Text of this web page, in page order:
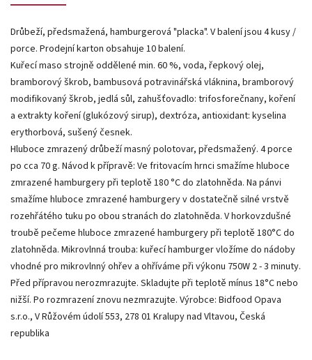
Drůbeží, předsmažená, hamburgerová "placka". V balení jsou 4 kusy /
porce. Prodejní karton obsahuje 10 balení.
Kuřecí maso strojně oddělené min. 60 %, voda, řepkový olej,
bramborový škrob, bambusová potravinářská vláknina, bramborový
modifikovaný škrob, jedlá sůl, zahušťovadlo: trifosforečnany, koření
a extrakty koření (glukózový sirup), dextróza, antioxidant: kyselina
erythorbová, sušený česnek.
Hluboce zmrazený drůbeží masný polotovar, předsmažený. 4 porce
po cca 70 g. Návod k přípravě: Ve fritovacím hrnci smažíme hluboce
zmrazené hamburgery při teplotě 180 °C do zlatohněda. Na pánvi
smažíme hluboce zmrazené hamburgery v dostatečně silné vrstvě
rozehřátého tuku po obou stranách do zlatohněda. V horkovzdušné
troubě pečeme hluboce zmrazené hamburgery při teplotě 180°C do
zlatohněda. Mikrovlnná trouba: kuřecí hamburger vložíme do nádoby
vhodné pro mikrovlnný ohřev a ohříváme při výkonu 750W 2 - 3 minuty.
Před přípravou nerozmrazujte. Skladujte při teplotě mínus 18°C nebo
nižší. Po rozmrazení znovu nezmrazujte. Výrobce: Bidfood Opava
s.r.o., V Růžovém údolí 553, 278 01 Kralupy nad Vltavou, Česká
republika